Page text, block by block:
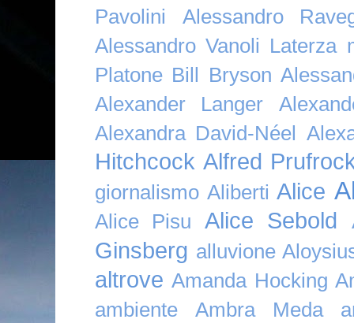
Pavolini
Alessandro
Alessandro Vanoli Laterza
Platone Bill Bryson
Alexander Langer
Alexandra David-Néel
Hitchcock Alfred
giornalismo Aliberti Alice
Alice Pisu Alice Sebold
Ginsberg alluvione
altrove Amanda Hocking
ambiente
Ambra Meda